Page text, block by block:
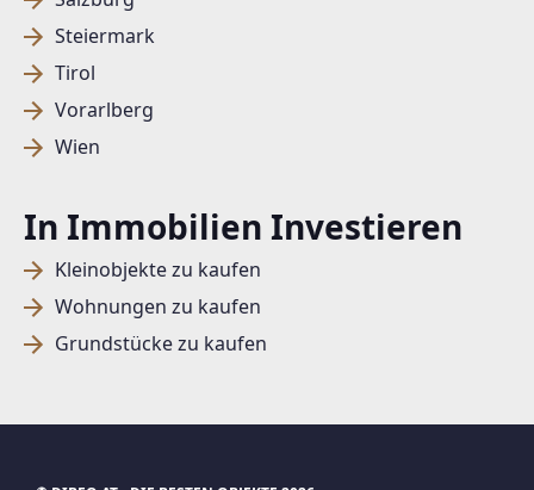
Steiermark
Tirol
Vorarlberg
Wien
In Immobilien Investieren
Kleinobjekte zu kaufen
Wohnungen zu kaufen
Grundstücke zu kaufen
SUCHAGENT ANLEGEN FÜR DIE
AKTUELLEN SUCHKRITERIEN
REMAX Donau City Immobilien
Ich stimme der Verarbeitung meiner Daten, wie
in den Datenschutzbestimmungen
zu.